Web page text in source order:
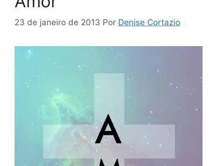
23 de janeiro de 2013 Por Denise Cortazio